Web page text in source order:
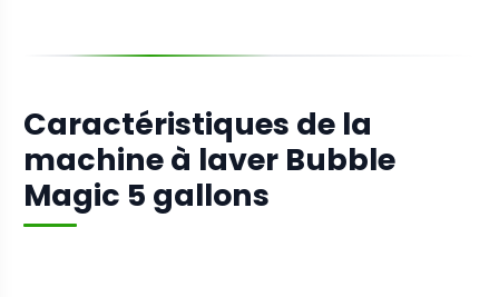
Caractéristiques de la
machine à laver Bubble
Magic 5 gallons